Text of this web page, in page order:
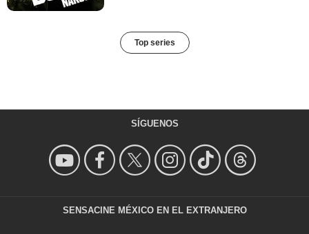
Top series
SÍGUENOS
SENSACINE MÉXICO EN EL EXTRANJERO